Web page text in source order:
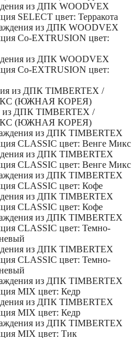
из ДПК WOODVEX
SELECT цвет: Терракота
из ДПК WOODVEX
Co-EXTRUSION цвет:
из ДПК TIMBERTEX /
(ЮЖНАЯ КОРЕЯ)
из ДПК TIMBERTEX
CLASSIC цвет: Венге Микс
из ДПК TIMBERTEX
CLASSIC цвет: Кофе
из ДПК TIMBERTEX
CLASSIC цвет: Темно-
из ДПК TIMBERTEX
MIX цвет: Кедр